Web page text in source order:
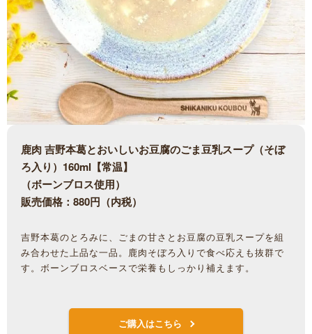
鹿肉 吉野本葛とおいしいお豆腐のごま豆乳スープ（そぼ
ろ入り）160ml【常温】
（ボーンブロス使用）
販売価格：880円（内税）
吉野本葛のとろみに、ごまの甘さとお豆腐の豆乳スープを組
み合わせた上品な一品。鹿肉そぼろ入りで食べ応えも抜群で
す。ボーンブロスベースで栄養もしっかり補えます。
ご購入はこちら